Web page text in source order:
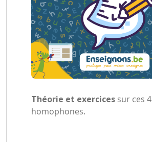
Théorie et exercices sur ces 4
homophones.